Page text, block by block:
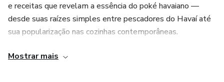
e receitas que revelam a essência do poké havaiano —
desde suas raízes simples entre pescadores do Havaí até
sua popularização nas cozinhas contemporâneas.
Ao longo das páginas, você encontrará:
Mostrar mais